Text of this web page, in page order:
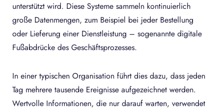
unterstützt wird. Diese Systeme sammeln kontinuierlich
große Datenmengen, zum Beispiel bei jeder Bestellung
oder Lieferung einer Dienstleistung – sogenannte digitale
Fußabdrücke des Geschäftsprozesses.
In einer typischen Organisation führt dies dazu, dass jeden
Tag mehrere tausende Ereignisse aufgezeichnet werden.
Wertvolle Informationen, die nur darauf warten, verwendet